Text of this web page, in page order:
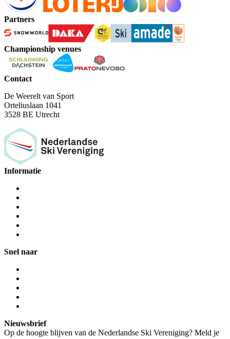
Partners
Championship venues
Contact
De Weerelt van Sport
Orteliuslaan 1041
3528 BE Utrecht
Informatie
Snel naar
Nieuwsbrief
Op de hoogte blijven van de Nederlandse Ski Vereniging? Meld je